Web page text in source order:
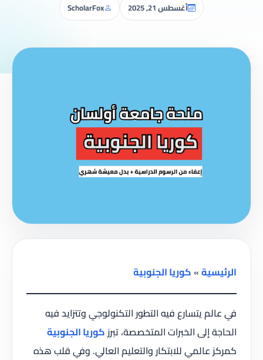
أغسطس 21, 2025 ScholarFox
الرئيسية»كوريا الجنوبية
في عالم يتسارع فيه التطور التكنولوجي وتتزايد فيه
الحاجة إلى الخبرات المتخصصة، تبرزكوريا الجنوبية
كمركز عالمي للابتكار والتعليم العالي. وفي قلب هذه